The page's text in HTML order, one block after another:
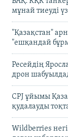
мұнай тиеуді
"Қазақстан"
"ешқандай
Ресейдің
дрон
CPJ ұйымы
қудалауды
Wildberries